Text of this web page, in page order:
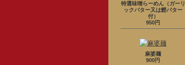
特選味噌らーめん（ガーリ
ックバター又は鰹バター
付）
950円
麻婆麺
900円